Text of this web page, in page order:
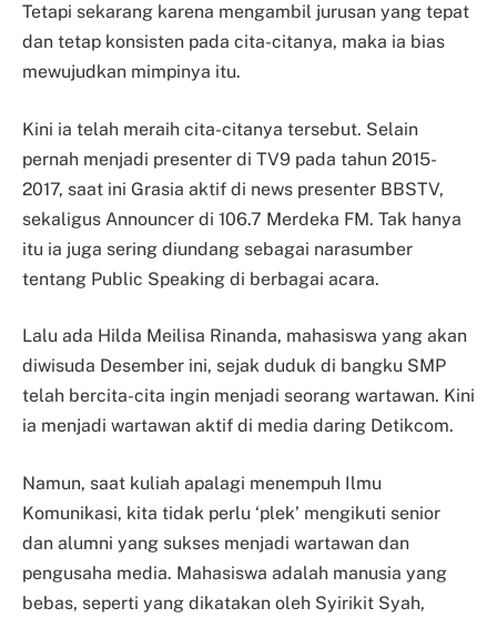
Tetapi sekarang karena mengambil jurusan yang tepat
dan tetap konsisten pada cita-citanya, maka ia bias
mewujudkan mimpinya itu.
Kini ia telah meraih cita-citanya tersebut. Selain
pernah menjadi presenter di TV9 pada tahun 2015-
2017, saat ini Grasia aktif di news presenter BBSTV,
sekaligus Announcer di 106.7 Merdeka FM. Tak hanya
itu ia juga sering diundang sebagai narasumber
tentang Public Speaking di berbagai acara.
Lalu ada Hilda Meilisa Rinanda, mahasiswa yang akan
diwisuda Desember ini, sejak duduk di bangku SMP
telah bercita-cita ingin menjadi seorang wartawan. Kini
ia menjadi wartawan aktif di media daring Detikcom.
Namun, saat kuliah apalagi menempuh Ilmu
Komunikasi, kita tidak perlu ‘plek’ mengikuti senior
dan alumni yang sukses menjadi wartawan dan
pengusaha media. Mahasiswa adalah manusia yang
bebas, seperti yang dikatakan oleh Syirikit Syah,